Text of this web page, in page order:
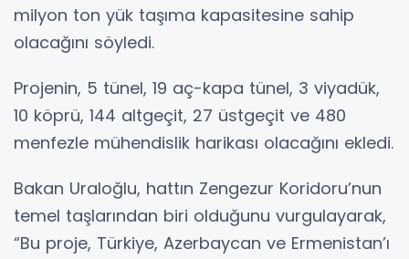
milyon ton yük taşıma kapasitesine sahip
olacağını söyledi.
Projenin, 5 tünel, 19 aç-kapa tünel, 3 viyadük,
10 köprü, 144 altgeçit, 27 üstgeçit ve 480
menfezle mühendislik harikası olacağını ekledi.
Bakan Uraloğlu, hattın Zengezur Koridoru’nun
temel taşlarından biri olduğunu vurgulayarak,
“Bu proje, Türkiye, Azerbaycan ve Ermenistan’ı